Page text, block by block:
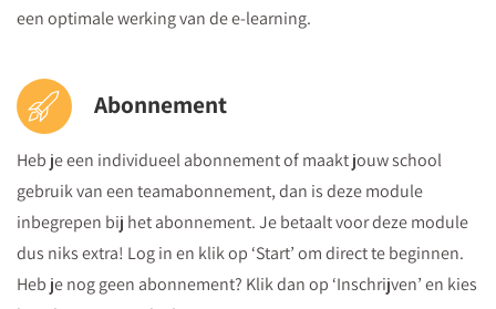
een optimale werking van de e-learning.
Abonnement
Heb je een individueel abonnement of maakt jouw school
gebruik van een teamabonnement, dan is deze module
inbegrepen bij het abonnement. Je betaalt voor deze module
dus niks extra! Log in en klik op ‘Start’ om direct te beginnen.
Heb je nog geen abonnement? Klik dan op ‘Inschrijven’ en kies